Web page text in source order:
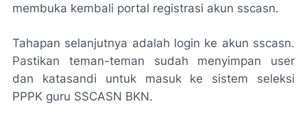
membuka kembali portal registrasi akun sscasn.
Tahapan selanjutnya adalah login ke akun sscasn.
Pastikan teman-teman sudah menyimpan user
dan katasandi untuk masuk ke sistem seleksi
PPPK guru SSCASN BKN.